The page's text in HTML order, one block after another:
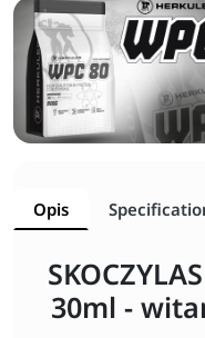
Opis
30ml -